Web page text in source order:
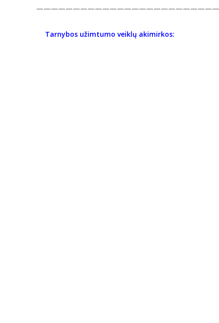
Tarnybos užimtumo veiklų akimirkos: